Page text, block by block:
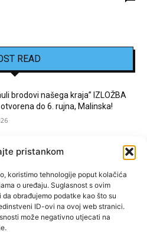
pristankom
koristimo tehnologije poput kolačića
o uređaju. Suglasnost s ovim
obrađujemo podatke kao što su
ID-ovi na ovoj web stranici.
može negativno utjecati na
READ
brodovi našega kraja” IZLOŽBA
do 6. rujna, Malinska!
MARGARETINO LETO 2026!